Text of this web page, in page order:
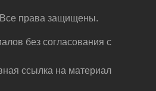
права защищены.
без согласования с
ссылка на материал